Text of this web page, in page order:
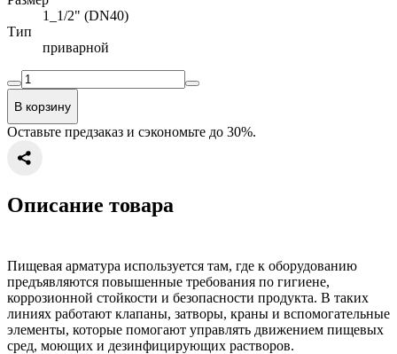
1_1/2" (DN40)
Тип
приварной
В корзину
Оставьте предзаказ и сэкономьте до 30%.
Описание товара
Пищевая арматура используется там, где к оборудованию
предъявляются повышенные требования по гигиене,
коррозионной стойкости и безопасности продукта. В таких
линиях работают клапаны, затворы, краны и вспомогательные
элементы, которые помогают управлять движением пищевых
сред, моющих и дезинфицирующих растворов.